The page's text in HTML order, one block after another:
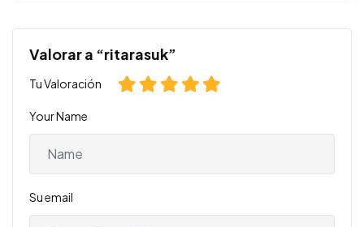
Valorar a “ritarasuk”
Tu Valoración
Your Name
Su email